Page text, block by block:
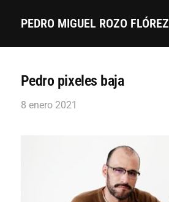
PEDRO MIGUEL ROZO FLÓREZ
Pedro pixeles baja
8 enero 2021